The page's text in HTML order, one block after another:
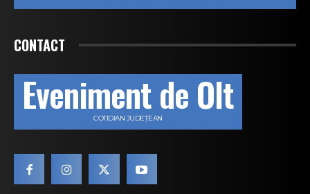
CONTACT
Eveniment de Olt
COTIDIAN JUDEȚEAN